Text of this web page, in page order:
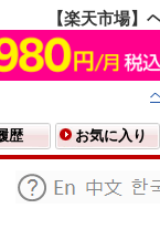
【楽天市場】
歴 お気に入り